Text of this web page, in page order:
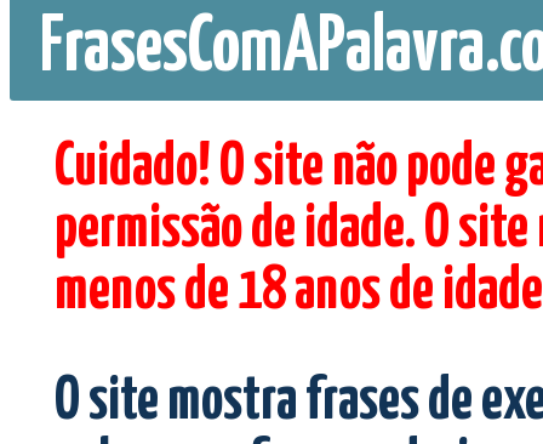
Cuidado! O site não pode
permissão de idade. O
menos de 18 anos de
O site mostra frases de